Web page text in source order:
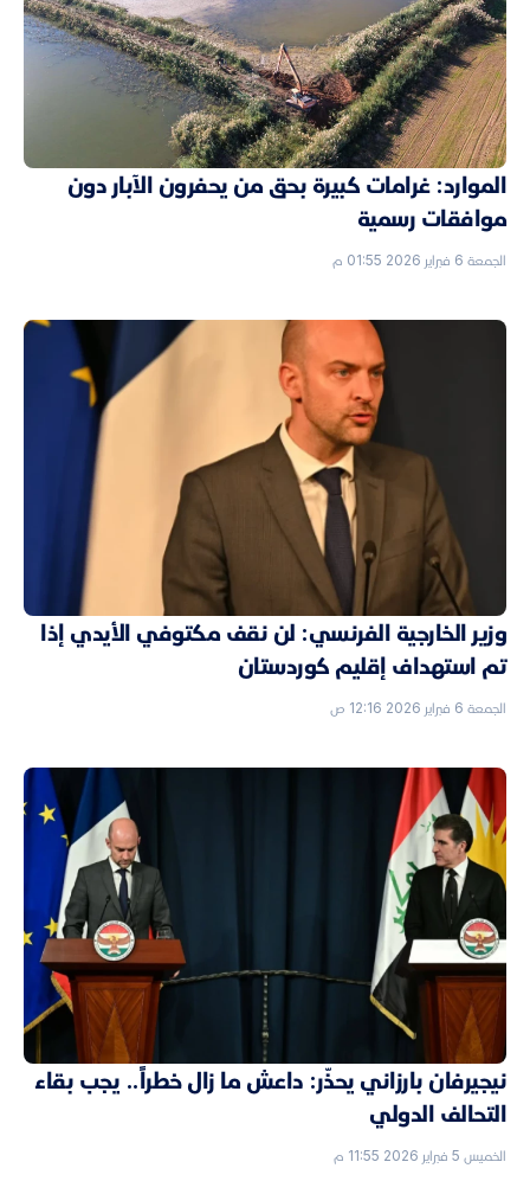
الموارد: غرامات كبيرة بحق من يحفرون الآبار دون
موافقات رسمية
الجمعة 6 فبراير 2026 01:55 م
وزير الخارجية الفرنسي: لن نقف مكتوفي الأيدي إذا
تم استهداف إقليم كوردستان
الجمعة 6 فبراير 2026 12:16 ص
نيجيرفان بارزاني يحذّر: داعش ما زال خطراً.. يجب بقاء
التحالف الدولي
الخميس 5 فبراير 2026 11:55 م